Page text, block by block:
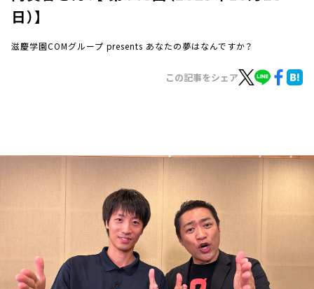
イベント・グッズ
YouTube
日）】
滋慶学園COMグループ presents あなたの夢はなんですか？
この記事をシェア